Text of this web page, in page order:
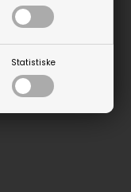
Statistiske